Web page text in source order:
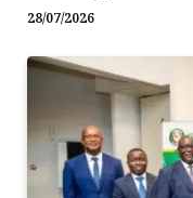
28/07/2026